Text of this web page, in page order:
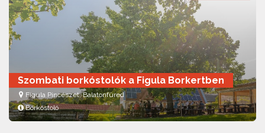
Szombati borkóstolók a Figula Borkertben
Figula Pincészet, Balatonfüred
Borkóstoló